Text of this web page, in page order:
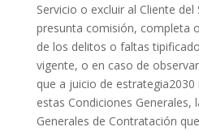
Servicio o excluir al Cliente
presunta comisión, completa
de los delitos o faltas
vigente, o en caso de
que a juicio de
estas Condiciones Generales,
Generales de Contratación